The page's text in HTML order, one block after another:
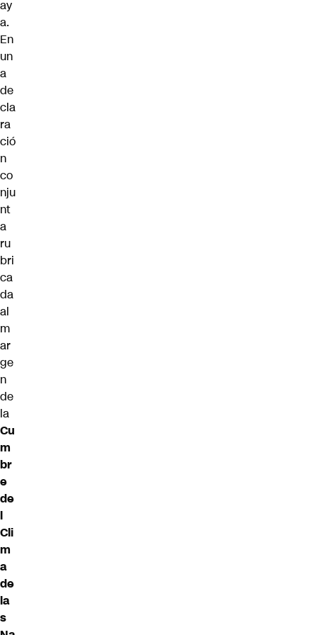
ay
a.
En
un
a
de
cla
ra
ció
n
co
nju
nt
a
ru
bri
ca
da
al
m
ar
ge
n
de
la
Cu
m
br
e
de
l
Cli
m
a
de
la
s